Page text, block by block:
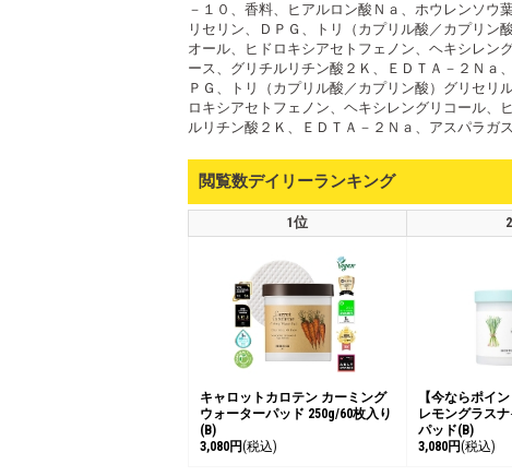
－１０、香料、ヒアルロン酸Ｎａ、ホウレンソウ
リセリン、ＤＰＧ、トリ（カプリル酸／カプリン
オール、ヒドロキシアセトフェノン、ヘキシレン
ース、グリチルリチン酸２Ｋ、ＥＤＴＡ－２Ｎ
ＰＧ、トリ（カプリル酸／カプリン酸）グリセリ
ロキシアセトフェノン、ヘキシレングリコール、
ルリチン酸２Ｋ、ＥＤＴＡ－２Ｎａ、アスパラガ
閲覧数デイリーランキング
1位
キャロットカロテン カーミング
ウォーターパッド 250g/60枚入り
(B)
3,080円(税込)
【今ならポイン
レモングラス
パッド(B)
3,080円(税込)